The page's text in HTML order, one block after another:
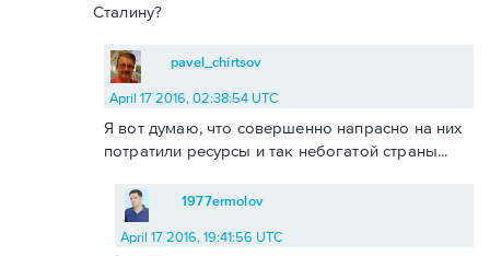
Сталину?
pavel_chirtsov
April 17 2016, 02:38:54 UTC
Я вот думаю, что совершенно напрасно на них
потратили ресурсы и так небогатой страны...
1977ermolov
April 17 2016, 19:41:56 UTC